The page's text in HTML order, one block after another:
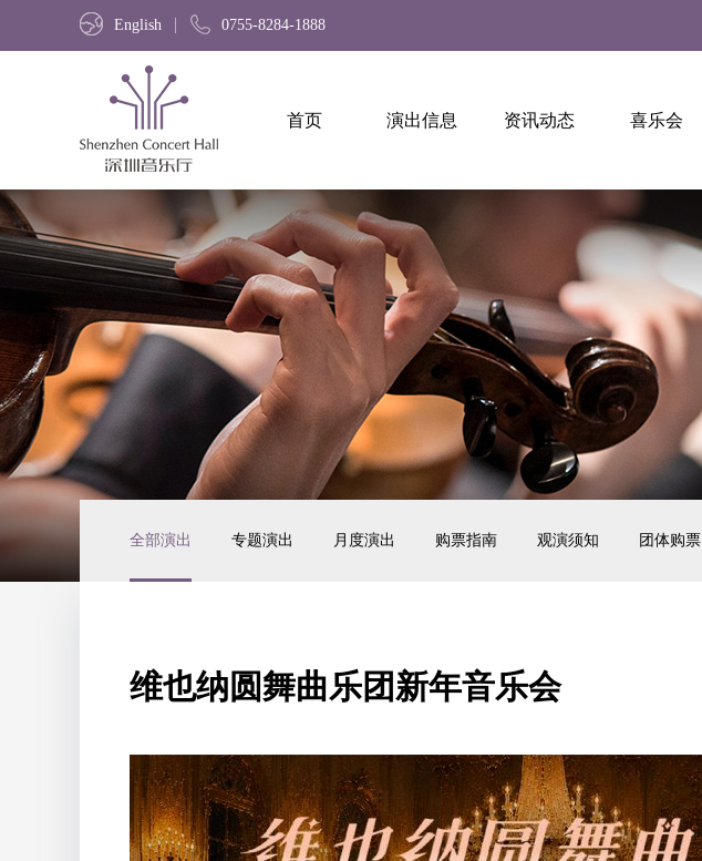
English 0755-8284-1888
首页 演出信息 资讯动态 喜乐会
全部演出 专题演出 月度演出 购票指南 观演须知 团体购票
维也纳圆舞曲乐团新年音乐会